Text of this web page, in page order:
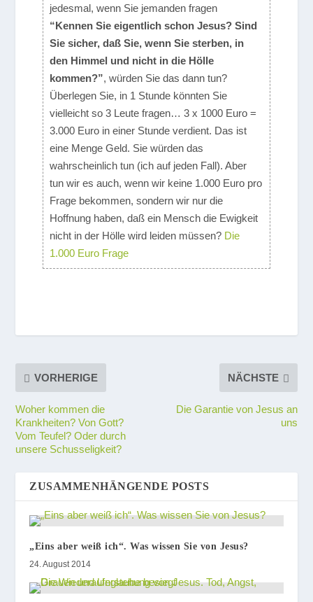
jedesmal, wenn Sie jemanden fragen
“Kennen Sie eigentlich schon Jesus? Sind
Sie sicher, daß Sie, wenn Sie sterben, in
den Himmel und nicht in die Hölle
kommen?”, würden Sie das dann tun?
Überlegen Sie, in 1 Stunde könnten Sie
vielleicht so 3 Leute fragen… 3 x 1000 Euro =
3.000 Euro in einer Stunde verdient. Das ist
eine Menge Geld. Sie würden das
wahrscheinlich tun (ich auf jeden Fall). Aber
tun wir es auch, wenn wir keine 1.000 Euro pro
Frage bekommen, sondern wir nur die
Hoffnung haben, daß ein Mensch die Ewigkeit
nicht in der Hölle wird leiden müssen? Die
1.000 Euro Frage
VORHERIGE
Woher kommen die
Krankheiten? Von Gott?
Vom Teufel? Oder durch
unsere Schusseligkeit?
NÄCHSTE
Die Garantie von Jesus an
uns
ZUSAMMENHÄNGENDE POSTS
„Eins aber weiß ich“. Was wissen Sie von Jesus?
24. August 2014